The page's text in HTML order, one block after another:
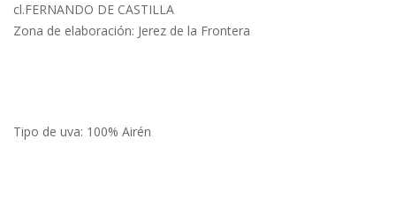
cl.FERNANDO DE CASTILLA
Zona de elaboración: Jerez de la Frontera
Tipo de uva: 100% Airén